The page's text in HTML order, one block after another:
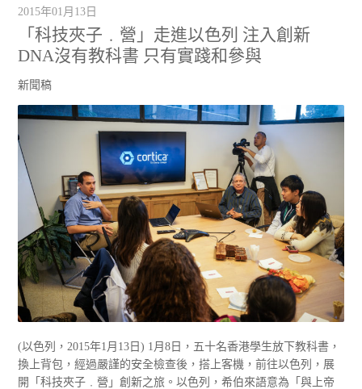
2015年01月13日
「科技夾子﹒營」走進以色列 注入創新
DNA沒有教科書 只有實踐和參與
新聞稿
(以色列，2015年1月13日) 1月8日，五十名香港學生放下教科書，
換上背包，經過嚴謹的安全檢查後，搭上客機，前往以色列，展
開「科技夾子﹒營」創新之旅。以色列，希伯來語意為「與上帝